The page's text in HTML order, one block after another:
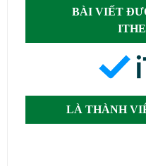
BÀI VIẾT
LÀ THÀNH